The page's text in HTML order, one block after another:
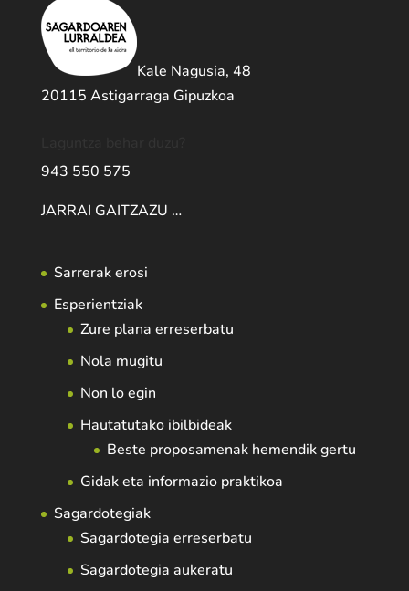
Kale Nagusia, 48
20115 Astigarraga Gipuzkoa
943 550 575
JARRAI GAITZAZU …
Sarrerak erosi
Esperientziak
Zure plana erreserbatu
Nola mugitu
Non lo egin
Hautatutako ibilbideak
Beste proposamenak hemendik gertu
Gidak eta informazio praktikoa
Sagardotegiak
Sagardotegia erreserbatu
Sagardotegia aukeratu